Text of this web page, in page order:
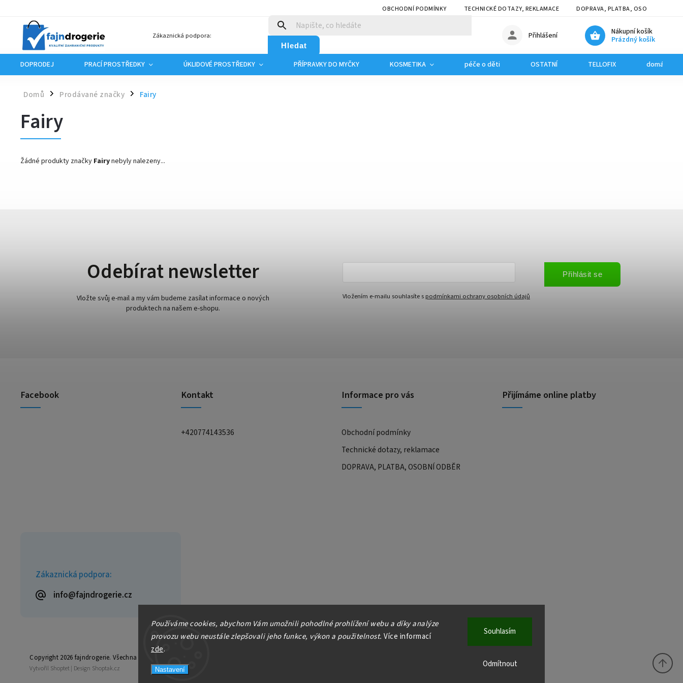
Používáme cookies, abychom Vám umožnili pohodlné prohlížení webu a díky analýze
provozu webu neustále zlepšovali jeho funkce, výkon a použitelnost. Více informací
zde.
Nastavení
Odmítnout
Souhlasím
OBCHODNÍ PODMÍNKY TECHNICKÉ DOTAZY, REKLAMACE DOPRAVA, PLATBA, OSOBNÍ ODBĚR
Zákaznická podpora:
Hledat
Nákupní košík
Prázdný košík
Přihlášení
DOPRODEJ PRACÍ PROSTŘEDKY ÚKLIDOVÉ PROSTŘEDKY PŘÍPRAVKY DO MYČKY KOSMETIKA péče o děti OSTATNÍ TELLOFIX domácí
Domů / Prodávané značky / Fairy
Fairy
Žádné produkty značky Fairynebyly nalezeny...
Odebírat newsletter
Vložte svůj e-mail a my vám budeme zasílat informace o nových
produktech na našem e-shopu.
Vložením e-mailu souhlasíte spodmínkami ochrany osobních údajů
Přihlásit se
Zákaznická podpora:
info@fajndrogerie.cz
Facebook Kontakt
+420774143536
Informace pro vás
Obchodní podmínky
Technické dotazy, reklamace
DOPRAVA, PLATBA, OSOBNÍ ODBĚR
Přijímáme online platby
Copyright 2026 fajndrogerie. Všechna práva vyhrazena.
Vytvořil Shoptet | Design Shoptak.cz